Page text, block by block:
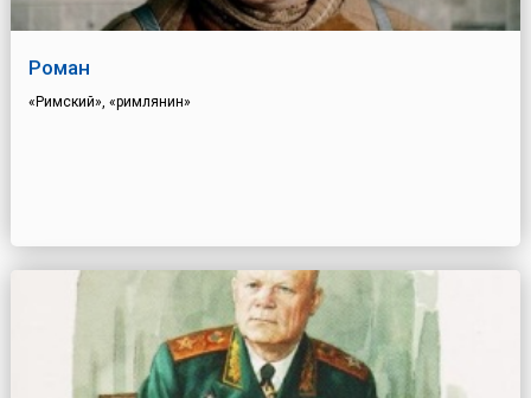
Роман
«Римский», «римлянин»